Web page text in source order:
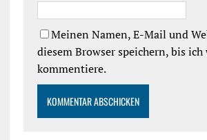
Meinen Namen, E-Mail und
diesem Browser speichern, bis ich
kommentiere.